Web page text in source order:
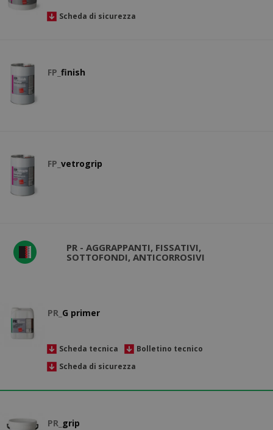
Scheda di sicurezza
FP_ finish
FP_ vetrogrip
PR - AGGRAPPANTI, FISSATIVI,
SOTTOFONDI, ANTICORROSIVI
PR_ G primer
Scheda tecnica
Bolletino tecnico
Scheda di sicurezza
PR_ grip